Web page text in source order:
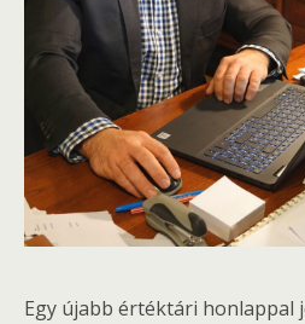
Egy újabb értéktári honlappal